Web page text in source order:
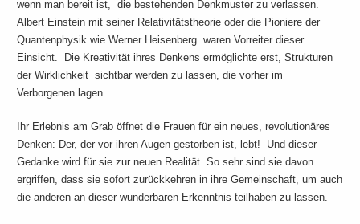
wenn man bereit ist, die bestehenden Denkmuster zu verlassen.
Albert Einstein mit seiner Relativitätstheorie oder die Pioniere der
Quantenphysik wie Werner Heisenberg waren Vorreiter dieser
Einsicht. Die Kreativität ihres Denkens ermöglichte erst, Strukturen
der Wirklichkeit sichtbar werden zu lassen, die vorher im
Verborgenen lagen.
Ihr Erlebnis am Grab öffnet die Frauen für ein neues, revolutionäres
Denken: Der, der vor ihren Augen gestorben ist, lebt! Und dieser
Gedanke wird für sie zur neuen Realität. So sehr sind sie davon
ergriffen, dass sie sofort zurückkehren in ihre Gemeinschaft, um auch
die anderen an dieser wunderbaren Erkenntnis teilhaben zu lassen.